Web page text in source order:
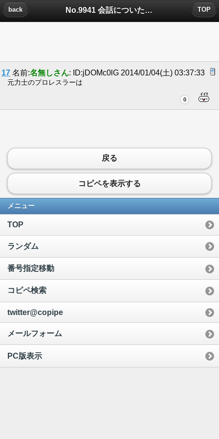
No.9941 会話についたコメント
back TOP
17 名前:名無しさん: ID:jDOMc0lG 2014/01/04(土) 03:37:33
元力士のプロレスラーは
0
戻る
コピペを表示する
メニュー
TOP
ランダム
番号指定移動
コピペ検索
twitter@copipe
メールフォーム
PC版表示